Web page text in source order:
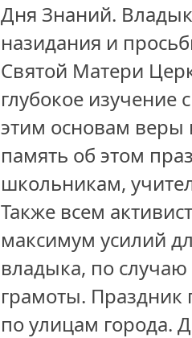
Дня Знаний.
назидания и
Святой Матери
глубокое
этим основам веры
память об этом
школьникам,
Также всем
максимум усилий
владыка, по
грамоты.
по улицам города.